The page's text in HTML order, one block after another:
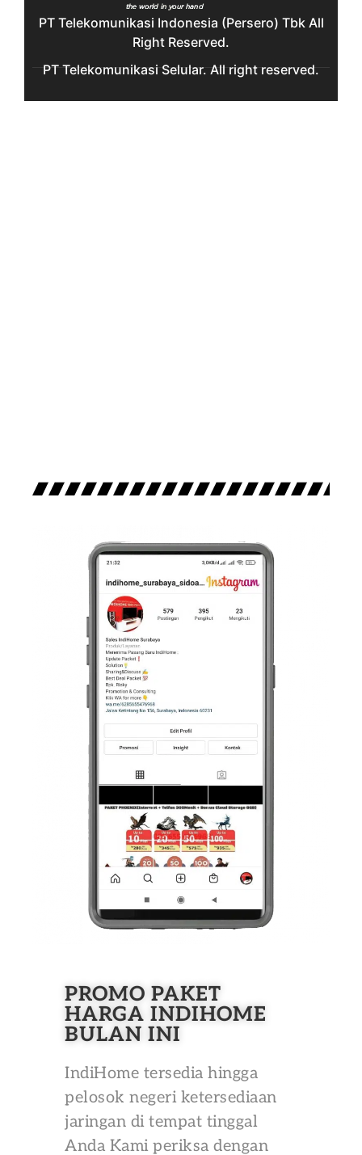
PT Telekomunikasi Indonesia (Persero) Tbk All
Right Reserved.
PT Telekomunikasi Selular. All right reserved.
PROMO PAKET
HARGA INDIHOME
BULAN INI
IndiHome tersedia hingga
pelosok negeri ketersediaan
jaringan di tempat tinggal
Anda Kami periksa dengan